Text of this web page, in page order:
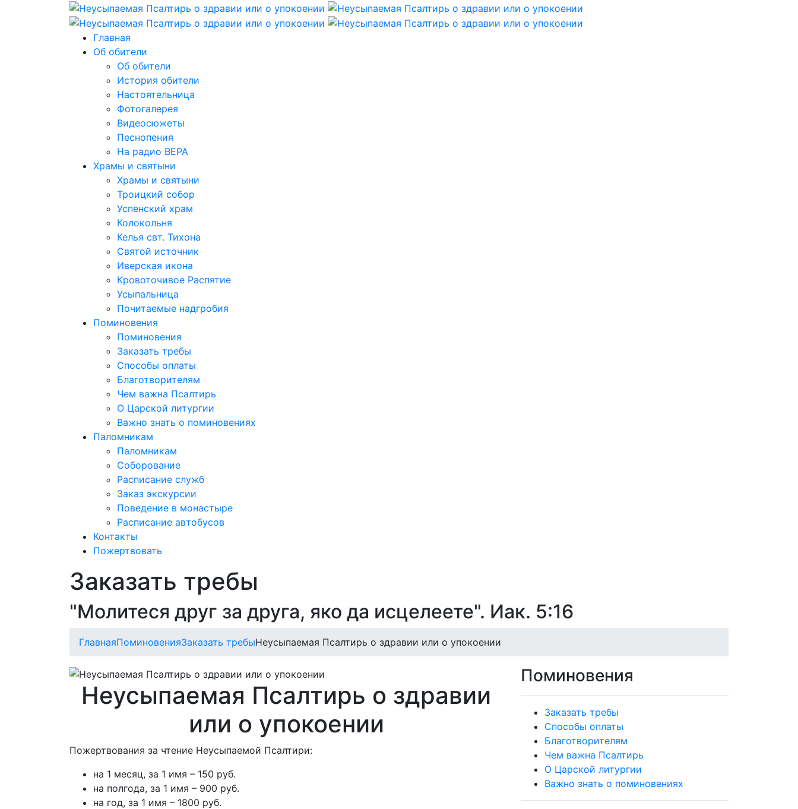
Главная
Об обители
Об обители
История обители
Настоятельница
Фотогалерея
Видеосюжеты
Песнопения
На радио ВЕРА
Храмы и святыни
Храмы и святыни
Троицкий собор
Успенский храм
Колокольня
Келья свт. Тихона
Святой источник
Иверская икона
Кровоточивое Распятие
Усыпальница
Почитаемые надгробия
Поминовения
Поминовения
Заказать требы
Способы оплаты
Благотворителям
Чем важна Псалтирь
О Царской литургии
Важно знать о поминовениях
Паломникам
Паломникам
Соборование
Расписание служб
Заказ экскурсии
Поведение в монастыре
Расписание автобусов
Контакты
Пожертвовать
Заказать требы
"Молитеся друг за друга, яко да исцелеете". Иак. 5:16
ГлавнаяПоминовенияЗаказать требыНеусыпаемая Псалтирь о здравии или о упокоении
Неусыпаемая Псалтирь о здравии
или о упокоении
Пожертвования за чтение Неусыпаемой Псалтири:
на 1 месяц, за 1 имя – 150 руб.
на полгода, за 1 имя – 900 руб.
на год, за 1 имя – 1800 руб.
Поминовения
Заказать требы
Способы оплаты
Благотворителям
Чем важна Псалтирь
О Царской литургии
Важно знать о поминовениях